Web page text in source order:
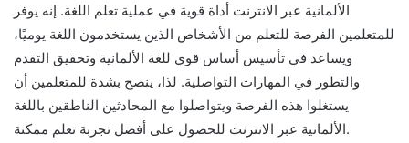
الألمانية عبر الانترنت أداة قوية في عملية تعلم اللغة. إنه يوفر
للمتعلمين الفرصة للتعلم من الأشخاص الذين يستخدمون اللغة يوميًا،
ويساعد في تأسيس أساس قوي للغة الألمانية وتحقيق التقدم
والتطور في المهارات التواصلية. لذا، ينصح بشدة للمتعلمين أن
يستغلوا هذه الفرصة ويتواصلوا مع المحادثين الناطقين باللغة
الألمانية عبر الانترنت للحصول على أفضل تجربة تعلم ممكنة.